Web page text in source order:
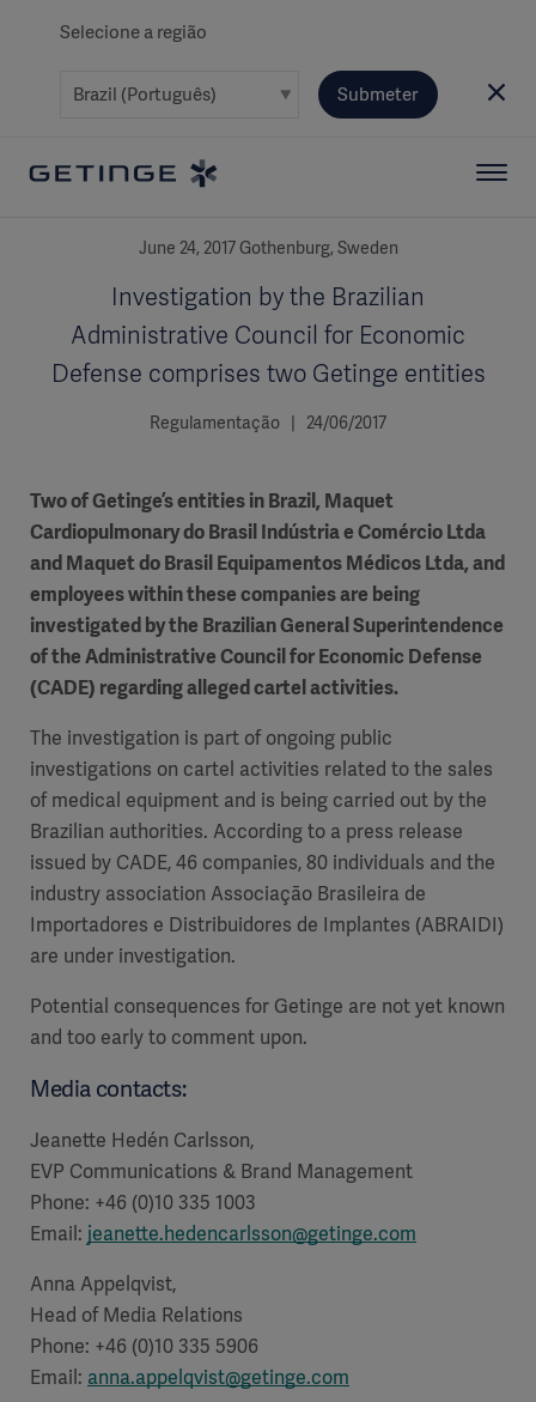
Selecione a região
Submeter
June 24, 2017 Gothenburg, Sweden
Investigation by the Brazilian
Administrative Council for Economic
Defense comprises two Getinge entities
Regulamentação | 24/06/2017
Two of Getinge’s entities in Brazil, Maquet
Cardiopulmonary do Brasil Indústria e Comércio Ltda
and Maquet do Brasil Equipamentos Médicos Ltda, and
employees within these companies are being
investigated by the Brazilian General Superintendence
of the Administrative Council for Economic Defense
(CADE) regarding alleged cartel activities.
The investigation is part of ongoing public
investigations on cartel activities related to the sales
of medical equipment and is being carried out by the
Brazilian authorities. According to a press release
issued by CADE, 46 companies, 80 individuals and the
industry association Associação Brasileira de
Importadores e Distribuidores de Implantes (ABRAIDI)
are under investigation.
Potential consequences for Getinge are not yet known
and too early to comment upon.
Media contacts:
Jeanette Hedén Carlsson,
EVP Communications & Brand Management
Phone: +46 (0)10 335 1003
Email: jeanette.hedencarlsson@getinge.com
Anna Appelqvist,
Head of Media Relations
Phone: +46 (0)10 335 5906
Email: anna.appelqvist@getinge.com